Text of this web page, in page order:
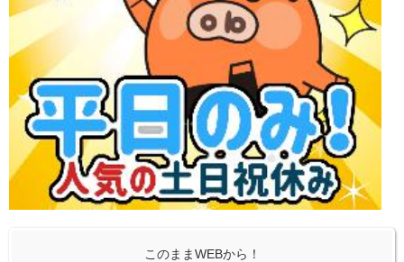
このままWEBから！